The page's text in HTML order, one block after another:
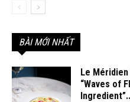
BÀI MỚI NHẤT
Le
“Waves of